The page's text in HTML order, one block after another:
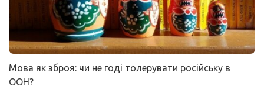
Мова як зброя: чи не годі толерувати російську в
ООН?